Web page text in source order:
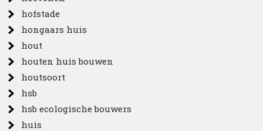
hofstade
hongaars huis
hout
houten huis bouwen
houtsoort
hsb
hsb ecologische bouwers
huis